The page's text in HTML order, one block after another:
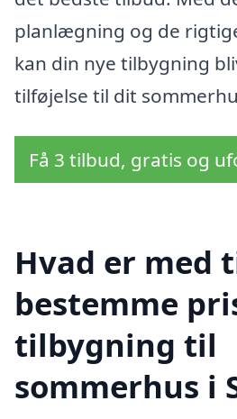
planlægning og de
kan din nye tilbygning
tilføjelse til dit
Få 3 tilbud, gratis og
Hvad er med
bestemme
tilbygning til
sommerhus i